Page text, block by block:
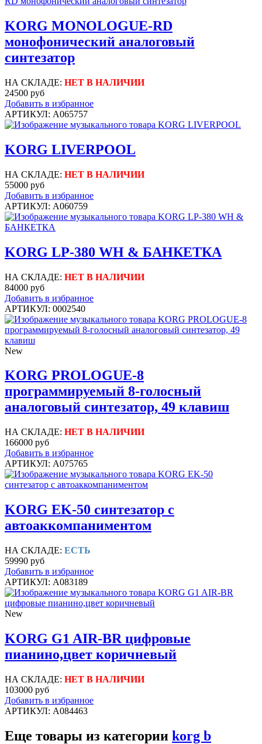
KORG MONOLOGUE-RD
монофонический аналоговый
синтезатор
НА СКЛАДЕ: НЕТ В НАЛИЧИИ
24500 руб
Добавить в избранное
АРТИКУЛ: A065757
KORG LIVERPOOL
НА СКЛАДЕ: НЕТ В НАЛИЧИИ
55000 руб
Добавить в избранное
АРТИКУЛ: A060759
KORG LP-380 WH & БАНКЕТКА
НА СКЛАДЕ: НЕТ В НАЛИЧИИ
84000 руб
Добавить в избранное
АРТИКУЛ: 0002540
New
KORG PROLOGUE-8
программируемый 8-голосный
аналоговый синтезатор, 49 клавиш
НА СКЛАДЕ: НЕТ В НАЛИЧИИ
166000 руб
Добавить в избранное
АРТИКУЛ: A075765
KORG EK-50 синтезатор с
автоаккомпаниментом
НА СКЛАДЕ: ЕСТЬ
59990 руб
Добавить в избранное
АРТИКУЛ: A083189
New
KORG G1 AIR-BR цифровые
пианино,цвет коричневый
НА СКЛАДЕ: НЕТ В НАЛИЧИИ
103000 руб
Добавить в избранное
АРТИКУЛ: A084463
Еще товары из категории korg b